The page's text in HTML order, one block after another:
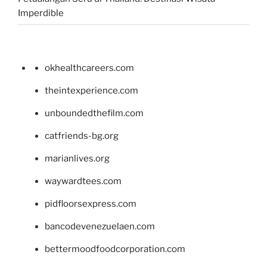
Imperdible
okhealthcareers.com
theintexperience.com
unboundedthefilm.com
catfriends-bg.org
marianlives.org
waywardtees.com
pidfloorsexpress.com
bancodevenezuelaen.com
bettermoodfoodcorporation.com